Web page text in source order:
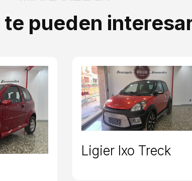
te pueden
Ligier Ixo Treck